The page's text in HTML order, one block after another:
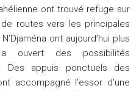
ont trouvé refuge sur
routes vers les principales
ont aujourd’hui plus
a ouvert des possibilités
Des appuis ponctuels des
accompagné l’essor d’une